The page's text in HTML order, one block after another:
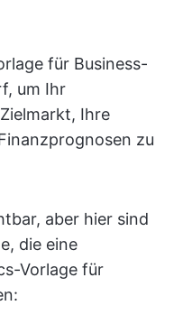
für Business-
um Ihr
Ihre
zu
aber hier sind
die eine
Vorlage für